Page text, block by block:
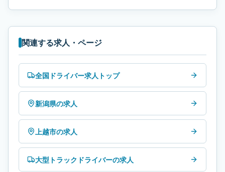
関連する求人・ページ
全国ドライバー求人トップ
新潟県の求人
上越市の求人
大型トラックドライバーの求人